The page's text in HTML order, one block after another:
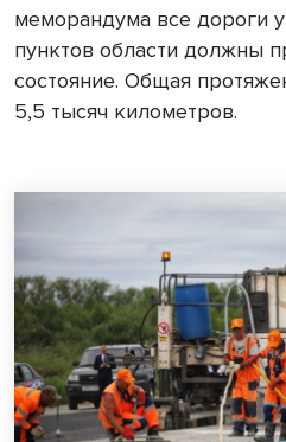
меморандума все дороги
пунктов области должны
состояние. Общая
5,5 тысяч километров.